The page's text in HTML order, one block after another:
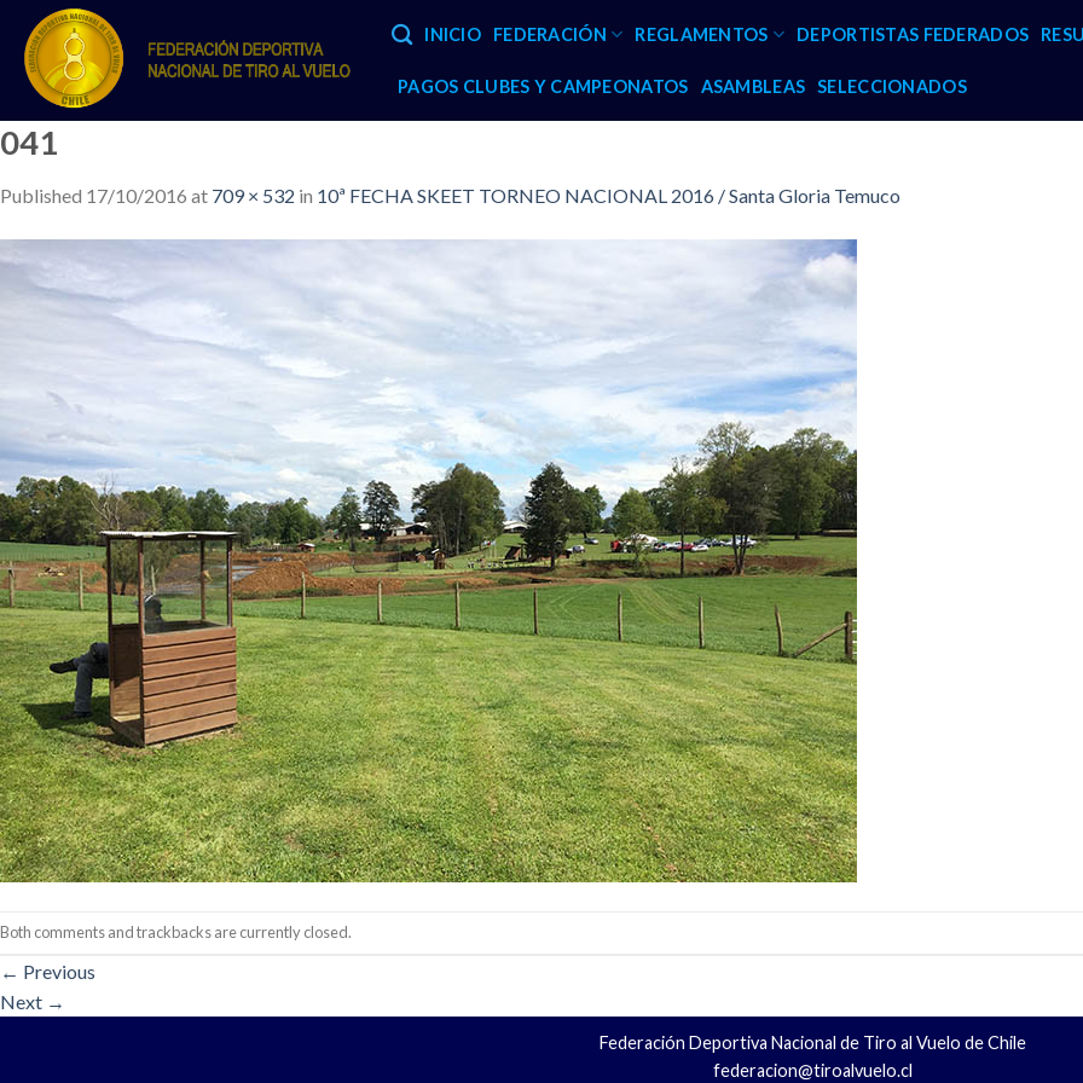
content
INICIO FEDERACIÓN REGLAMENTOS DEPORTISTAS FEDERADOS
PAGOS CLUBES Y CAMPEONATOS ASAMBLEAS SELECCIONADOS
041
Published 17/10/2016 at 709 × 532 in 10ª FECHA SKEET TORNEO NACIONAL 2016 / Santa Gloria Temuco
Both comments and trackbacks are currently closed.
← Previous
Next →
Federación Deportiva Nacional de Tiro al Vuelo de Chile
federacion@tiroalvuelo.cl